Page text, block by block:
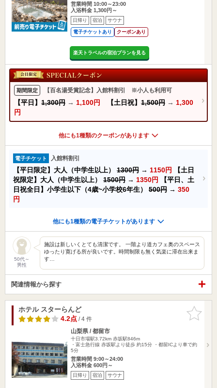
営業時間 10:00～23:00
入浴料金 1,300円～
日帰り 宿泊 サウナ
電子チケットあり クーポンあり
楽天トラベルの宿泊プランを見る
期間限定 【百名湯受賞記念】入館料割引 ※小人も利用可
【平日】 1,300円 → 1,100円 【土日祝】 1,500円 → 1,300
円
他にも1種類のクーポンがあります
電子チケット 入館料割引
【平日限定】大人（中学生以上） 1300円 → 1150円
【土日
祝限定】大人（中学生以上） 1500円 → 1350円
【平日、土
日祝全日】小学生以下（4歳~小学校6年生） 500円 → 350
円
他にも1種類の電子チケットがあります
50代～
男性
施設は新しいくとても清潔です。 一階より道カフェ奥のスペース
ゆったり寛げる所が良いです。時間制限も無く気楽に滞在出来ま
す…
関連情報から探す
お気に入
りに追加
ホテル スターらんど
4.2点/ 4 件
山梨県 / 都留市
十日市場駅3.72km 赤坂駅846m
・富士急行線 赤坂駅より徒歩 約15分 ・都留ICより車で約
5分
営業時間 9:00～24:00
入浴料金 600円～
日帰り 宿泊 サウナ